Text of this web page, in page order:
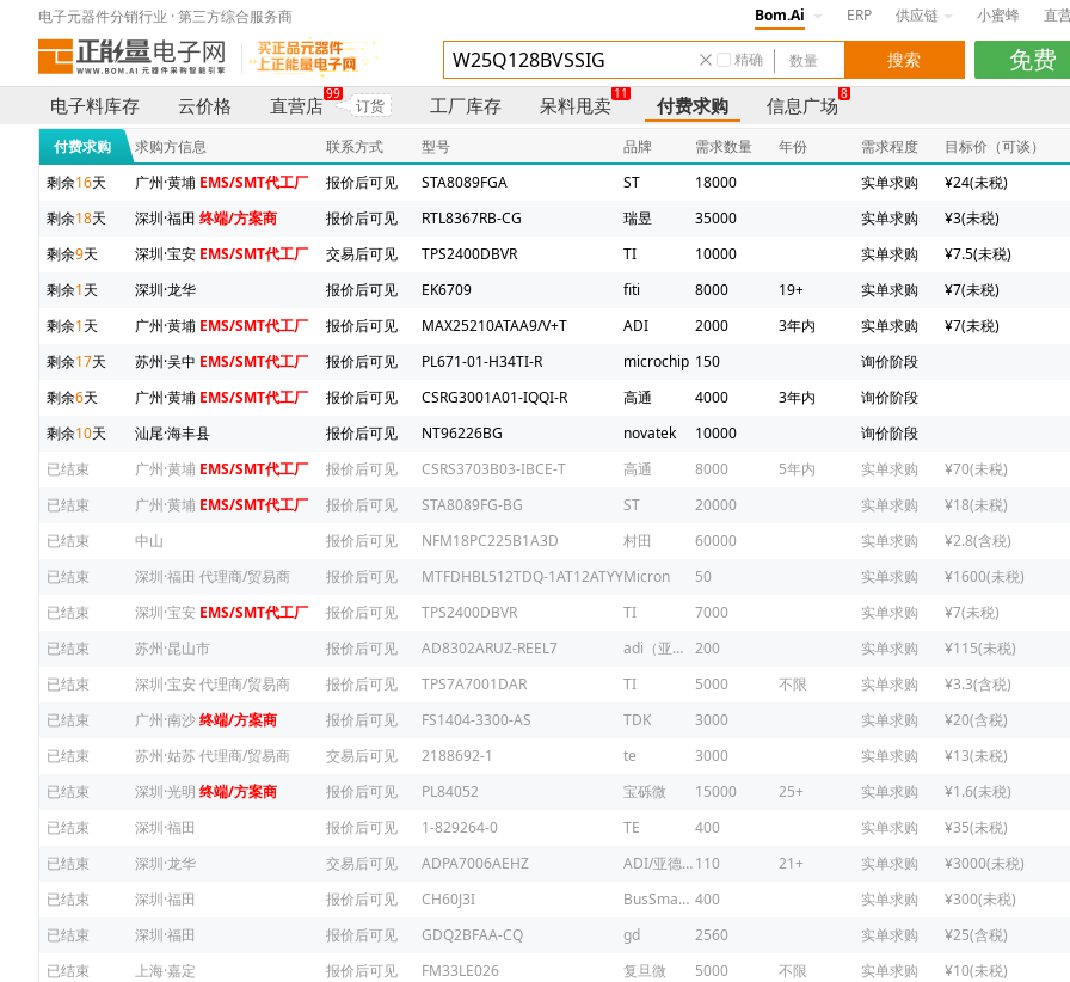
电子元器件分销行业 · 第三方综合服务商 Bom.Ai ERP 供应链 小蜜蜂 直
精确
电子料库存 云价格 直营店
99
订货 工厂库存 呆料甩卖
11
付费求购 信息广场
8
付费求购 求购方信息 联系方式 型号 品牌 需求数量 年份 需求程度 目标价（可谈）
剩余16天 广州·黄埔 EMS/SMT代工厂 报价后可见 STA8089FGA ST 18000 实单求购 ¥24(未税)
剩余18天 深圳·福田 终端/方案商 报价后可见 RTL8367RB-CG 瑞昱 35000 实单求购 ¥3(未税)
剩余9天 深圳·宝安 EMS/SMT代工厂 交易后可见 TPS2400DBVR TI 10000 实单求购 ¥7.5(未税)
剩余1天 深圳·龙华 报价后可见 EK6709 fiti 8000 19+ 实单求购 ¥7(未税)
剩余1天 广州·黄埔 EMS/SMT代工厂 报价后可见 MAX25210ATAA9/V+T ADI 2000 3年内 实单求购 ¥7(未税)
剩余17天 苏州·吴中 EMS/SMT代工厂 报价后可见 PL671-01-H34TI-R microchip 150 询价阶段
剩余6天 广州·黄埔 EMS/SMT代工厂 报价后可见 CSRG3001A01-IQQI-R 高通 4000 3年内 询价阶段
剩余10天 汕尾·海丰县 报价后可见 NT96226BG novatek 10000 询价阶段
已结束
广州·黄埔 EMS/SMT代工厂 报价后可见 CSRS3703B03-IBCE-T 高通 8000 5年内 实单求购 ¥70(未税)
已结束
广州·黄埔 EMS/SMT代工厂 报价后可见 STA8089FG-BG ST 20000 实单求购 ¥18(未税)
已结束
中山 报价后可见 NFM18PC225B1A3D 村田 60000 实单求购 ¥2.8(含税)
已结束
深圳·福田 代理商/贸易商 报价后可见 MTFDHBL512TDQ-1AT12ATYYMicron 50 实单求购 ¥1600(未税)
已结束
深圳·宝安 EMS/SMT代工厂 报价后可见 TPS2400DBVR TI 7000 实单求购 ¥7(未税)
已结束
苏州·昆山市 报价后可见 AD8302ARUZ-REEL7 adi（亚德诺） 200 实单求购 ¥115(未税)
已结束
深圳·宝安 代理商/贸易商 报价后可见 TPS7A7001DAR TI 5000 不限 实单求购 ¥3.3(含税)
已结束
广州·南沙终端/方案商 报价后可见 FS1404-3300-AS TDK 3000 实单求购 ¥20(含税)
已结束
苏州·姑苏代理商/贸易商 交易后可见 2188692-1 te 3000 实单求购 ¥13(未税)
已结束
深圳·光明 终端/方案商 报价后可见 PL84052 宝砾微 15000 25+ 实单求购 ¥1.6(未税)
已结束
深圳·福田 报价后可见 1-829264-0 TE 400 实单求购 ¥35(未税)
已结束
深圳·龙华 交易后可见 ADPA7006AEHZ ADI/亚德诺110 21+ 实单求购 ¥3000(未税)
已结束
深圳·福田 报价后可见 CH60J3I BusSmaNN 400 实单求购 ¥300(未税)
已结束
深圳·福田 报价后可见 GDQ2BFAA-CQ gd 2560 实单求购 ¥25(含税)
已结束
上海·嘉定 报价后可见 FM33LE026 复旦微 5000 不限 实单求购 ¥10(未税)